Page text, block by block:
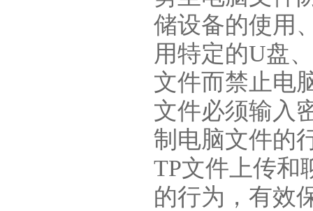
储设备的使用
用特定的U盘
文件而禁止电
文件必须输入
制电脑文件的
TP文件上传和
的行为，有效